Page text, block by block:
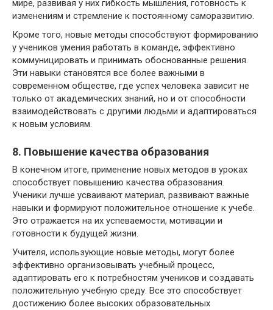
мире, развивая у них гибкость мышления, готовность к
изменениям и стремление к постоянному саморазвитию.
Кроме того, новые методы способствуют формированию
у учеников умения работать в команде, эффективно
коммуницировать и принимать обоснованные решения.
Эти навыки становятся все более важными в
современном обществе, где успех человека зависит не
только от академических знаний, но и от способности
взаимодействовать с другими людьми и адаптироваться
к новым условиям.
8. Повышение качества образования
В конечном итоге, применение новых методов в уроках
способствует повышению качества образования.
Ученики лучше усваивают материал, развивают важные
навыки и формируют положительное отношение к учебе.
Это отражается на их успеваемости, мотивации и
готовности к будущей жизни.
Учителя, использующие новые методы, могут более
эффективно организовывать учебный процесс,
адаптировать его к потребностям учеников и создавать
положительную учебную среду. Все это способствует
достижению более высоких образовательных